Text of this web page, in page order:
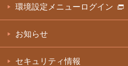
環境設定メニューログイン
お知らせ
セキュリティ情報